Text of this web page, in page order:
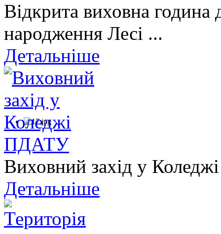
Відкрита виховна година
народження Лесі ...
Детальніше
Виховний захід у
Детальніше